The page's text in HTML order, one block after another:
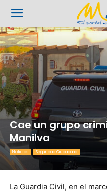
Cae un grupo
Manilva
Noticias Seguridad Ciudadana
La Guardia Civil, en el